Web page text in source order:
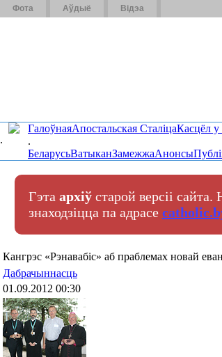
Фота Аўдыё Відэа
.
ГалоўнаяАпостальская СталіцаКасцёл у
.
БеларусьВатыканЗамежжаАнонсы
Гэта архіў старой версіі сайта.
знаходзіцца па адрасе
Кангрэс «Рэнавабіс» аб праблемах новай
Дабрачыннасць
01.09.2012 00:30